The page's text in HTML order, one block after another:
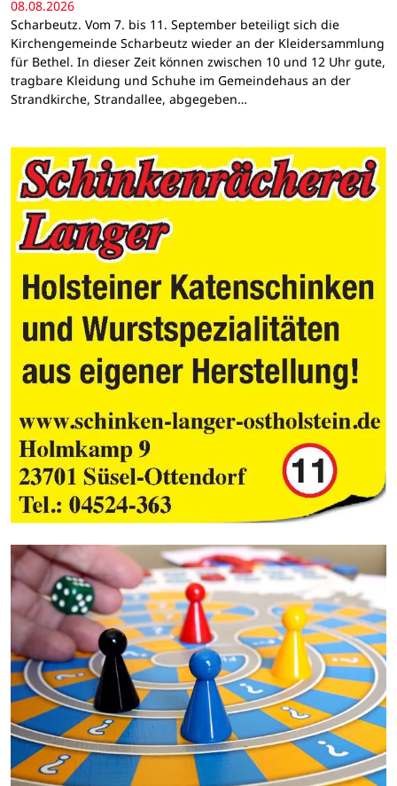
08.08.2026
Scharbeutz. Vom 7. bis 11. September beteiligt sich die
Kirchengemeinde Scharbeutz wieder an der Kleidersammlung
für Bethel. In dieser Zeit können zwischen 10 und 12 Uhr gute,
tragbare Kleidung und Schuhe im Gemeindehaus an der
Strandkirche, Strandallee, abgegeben…